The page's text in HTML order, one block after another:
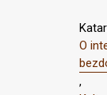
O
,